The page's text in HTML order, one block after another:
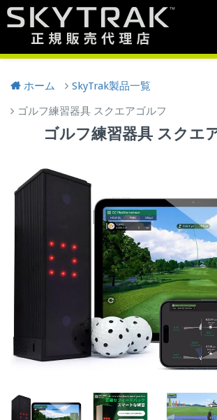
ホーム
SkyTrak製品一覧
ゴルフ練習器具 スクエアゴルフ
ゴルフ練習器具 スクエ